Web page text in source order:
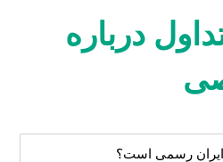
درباره
رسمی است؟